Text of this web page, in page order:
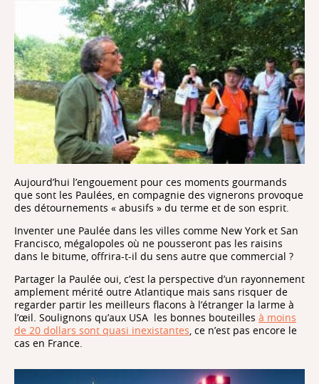
Aujourd’hui l’engouement pour ces moments gourmands
que sont les Paulées, en compagnie des vignerons provoque
des détournements « abusifs » du terme et de son esprit.
Inventer une Paulée dans les villes comme New York et San
Francisco, mégalopoles où ne pousseront pas les raisins
dans le bitume, offrira-t-il du sens autre que commercial ?
Partager la Paulée oui, c’est la perspective d’un rayonnement
amplement mérité outre Atlantique mais sans risquer de
regarder partir les meilleurs flacons à l’étranger la larme à
l’œil. Soulignons qu’aux USA les bonnes bouteilles à moins
de 20 dollars sont quasi inexistantes , ce n’est pas encore le
cas en France.